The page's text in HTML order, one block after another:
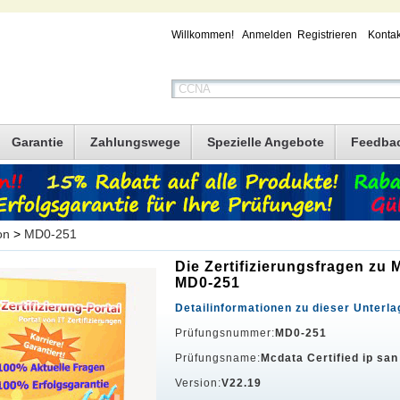
Willkommen! Anmelden Registrieren
Garantie Zahlungswege Spezielle Angebote
> MD0-251
Die Zertifizierungsfragen zu
MD0-251
Detailinformationen zu dieser
Prüfungsnummer: MD0-251
Prüfungsname: Mcdata Certified ip
Version:V22.19